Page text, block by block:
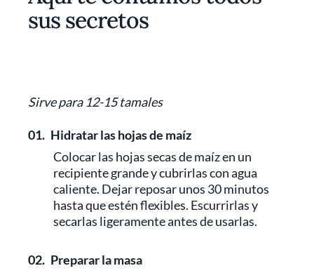
sus secretos
Sirve para 12-15 tamales
01. Hidratar las hojas de maíz
Colocar las hojas secas de maíz en un
recipiente grande y cubrirlas con agua
caliente. Dejar reposar unos 30 minutos
hasta que estén flexibles. Escurrirlas y
secarlas ligeramente antes de usarlas.
02. Preparar la masa